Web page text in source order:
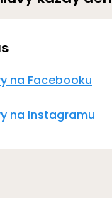
na Facebooku
na Instagramu